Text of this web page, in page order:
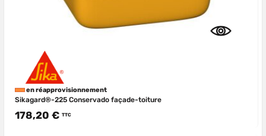
en réapprovisionnement
Sikagard®-225 Conservado façade-toiture
178,20 € TTC